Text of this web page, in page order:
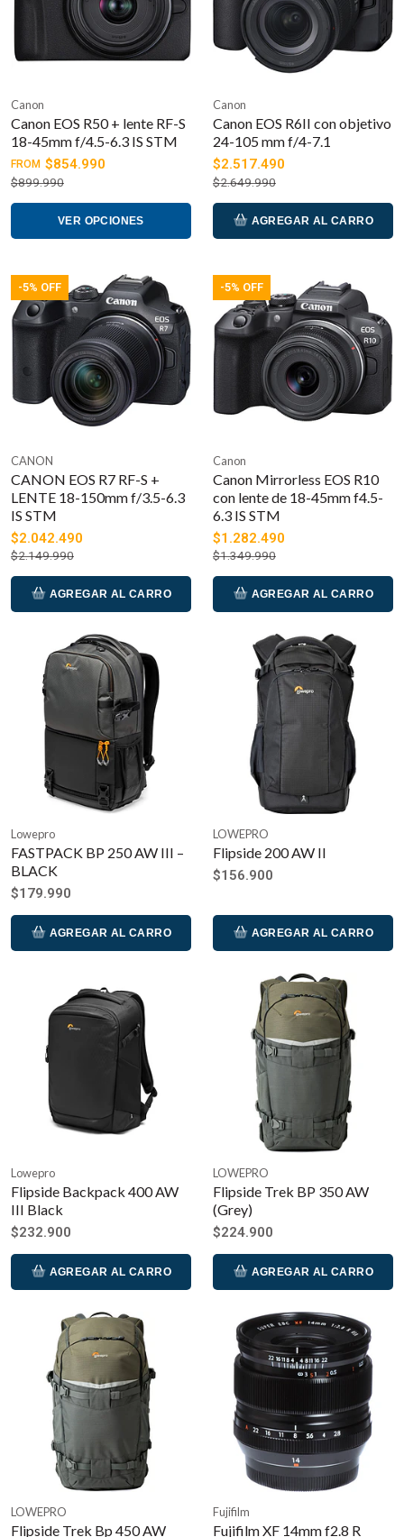
Canon
Canon EOS R50 + lente RF-S
18-45mm f/4.5-6.3 IS STM
FROM $854.990
$899.990
VER OPCIONES
Canon
Canon EOS R6II con objetivo
24-105 mm f/4-7.1
$2.517.490
$2.649.990
AGREGAR AL CARRO
-5% OFF
CANON
CANON EOS R7 RF-S +
LENTE 18-150mm f/3.5-6.3
IS STM
$2.042.490
$2.149.990
AGREGAR AL CARRO
-5% OFF
Canon
Canon Mirrorless EOS R10
con lente de 18-45mm f4.5-
6.3 IS STM
$1.282.490
$1.349.990
AGREGAR AL CARRO
Lowepro
FASTPACK BP 250 AW III –
BLACK
$179.990
AGREGAR AL CARRO
LOWEPRO
Flipside 200 AW II
$156.900
AGREGAR AL CARRO
Lowepro
Flipside Backpack 400 AW
III Black
$232.900
AGREGAR AL CARRO
LOWEPRO
Flipside Trek BP 350 AW
(Grey)
$224.900
AGREGAR AL CARRO
LOWEPRO
Flipside Trek Bp 450 AW
Fujifilm
Fujifilm XF 14mm f2.8 R